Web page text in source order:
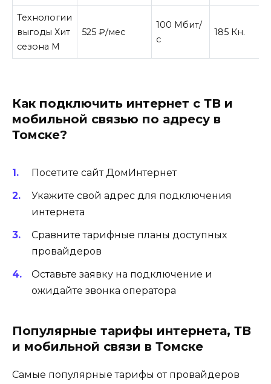
Технологии
выгоды Хит
сезона М
525 ₽/мес
100 Мбит/
с
185 Кн.
Как подключить интернет с ТВ и
мобильной связью по адресу в
Томске?
Посетите сайт ДомИнтернет
Укажите свой адрес для подключения
интернета
Сравните тарифные планы доступных
провайдеров
Оставьте заявку на подключение и
ожидайте звонка оператора
Популярные тарифы интернета, ТВ
и мобильной связи в Томске
Самые популярные тарифы от провайдеров